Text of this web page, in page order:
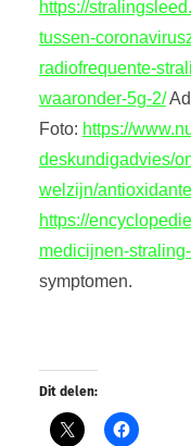
https://
tussen-
radiofrequente-
waaronder-5g-2/
Foto: https://
deskundigadvies/
welzijn/
https://
medicijnen-
symptomen.
Dit delen: